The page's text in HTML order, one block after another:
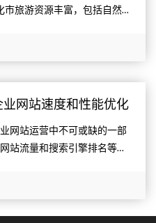
旅游资源丰富，包括自然景
网站速度和性能优化
策略？
网站运营中不可或缺的一部
站流量和搜索引擎排名等方